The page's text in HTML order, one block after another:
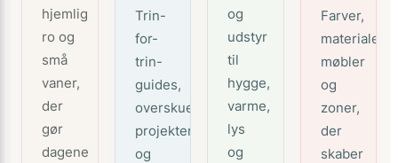
hjemlig
ro og
små
vaner,
der
gør
dagene
Trin-
for-
trin-
guides,
overskuelige
projekter
og
og
udstyr
til
hygge,
varme,
lys
og
Farver,
materialer,
møbler
og
zoner,
der
skaber